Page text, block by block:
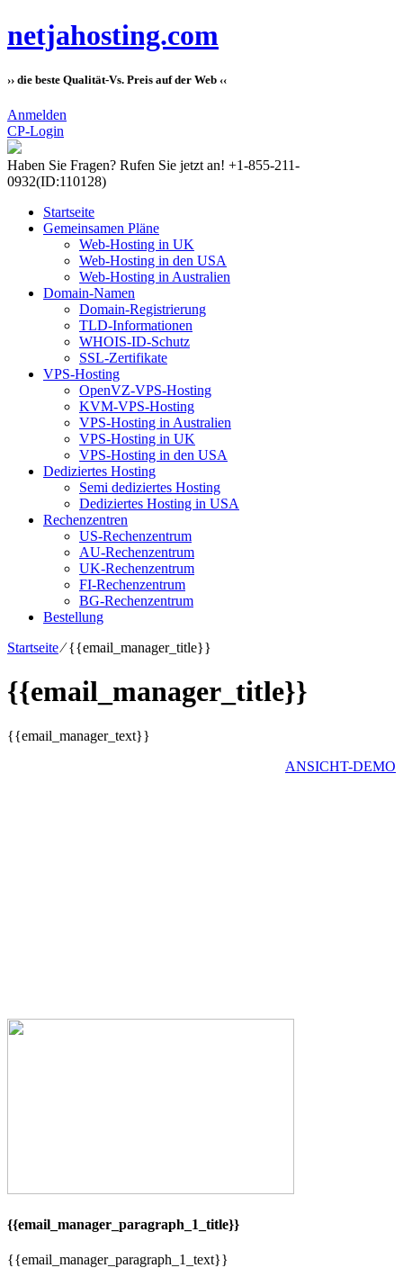
netjahosting.com
›› die beste Qualität-Vs. Preis auf der Web ‹‹
Anmelden
CP-Login
Haben Sie Fragen? Rufen Sie jetzt an! +1-855-211-
0932(ID:110128)
Startseite
Gemeinsamen Pläne
Web-Hosting in UK
Web-Hosting in den USA
Web-Hosting in Australien
Domain-Namen
Domain-Registrierung
TLD-Informationen
WHOIS-ID-Schutz
SSL-Zertifikate
VPS-Hosting
OpenVZ-VPS-Hosting
KVM-VPS-Hosting
VPS-Hosting in Australien
VPS-Hosting in UK
VPS-Hosting in den USA
Dediziertes Hosting
Semi dediziertes Hosting
Dediziertes Hosting in USA
Rechenzentren
US-Rechenzentrum
AU-Rechenzentrum
UK-Rechenzentrum
FI-Rechenzentrum
BG-Rechenzentrum
Bestellung
Startseite⁄{{email_manager_title}}
{{email_manager_title}}
{{email_manager_text}}
ANSICHT-DEMO
{{email_manager_paragraph_1_title}}
{{email_manager_paragraph_1_text}}